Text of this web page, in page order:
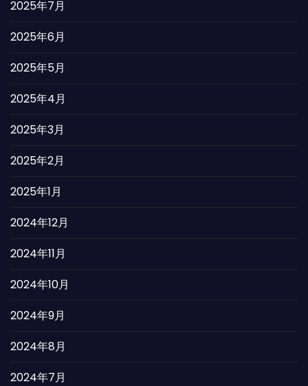
2025年7月
2025年6月
2025年5月
2025年4月
2025年3月
2025年2月
2025年1月
2024年12月
2024年11月
2024年10月
2024年9月
2024年8月
2024年7月